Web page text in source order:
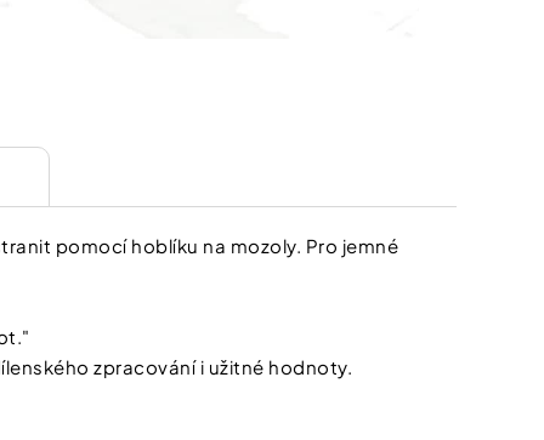
pomocí hoblíku na mozoly. Pro jemné
zpracování i užitné hodnoty.